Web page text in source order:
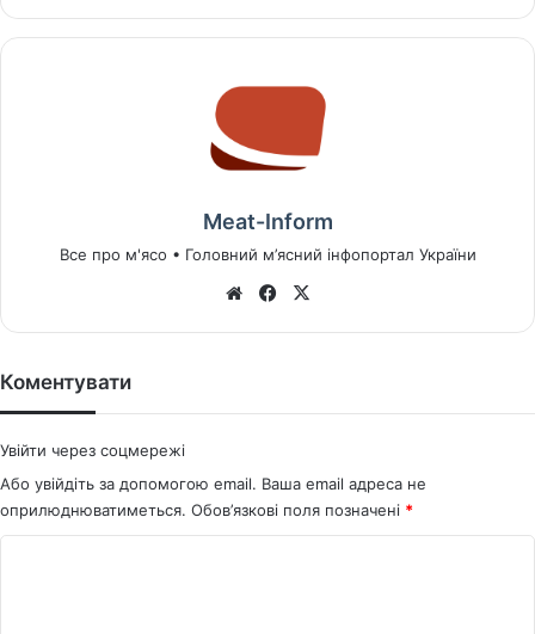
Meat-Inform
Все про м'ясо • Головний м’ясний інфопортал України
We
Fa
Коментувати
Увійти через соцмережі
Або увійдіть за допомогою email. Ваша email адреса не
оприлюднюватиметься. Обов’язкові поля позначені *